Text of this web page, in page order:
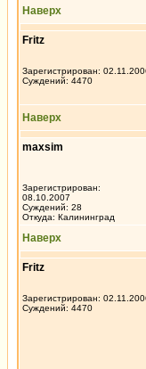
Наверх
Fritz
Зарегистрирован:
Суждений: 4470
Наверх
maxsim
Зарегистрирован:
08.10.2007
Суждений: 28
Откуда: Калининград
Наверх
Fritz
Зарегистрирован:
Суждений: 4470